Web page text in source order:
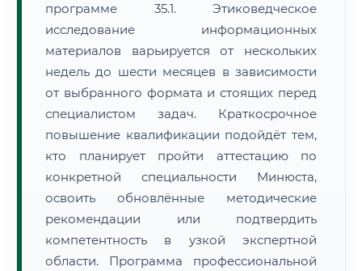
программе 35.1. Этиковедческое
исследование информационных
материалов варьируется от нескольких
недель до шести месяцев в зависимости
от выбранного формата и стоящих перед
специалистом задач. Краткосрочное
повышение квалификации подойдёт тем,
кто планирует пройти аттестацию по
конкретной специальности Минюста,
освоить обновлённые методические
рекомендации или подтвердить
компетентность в узкой экспертной
области. Программа профессиональной